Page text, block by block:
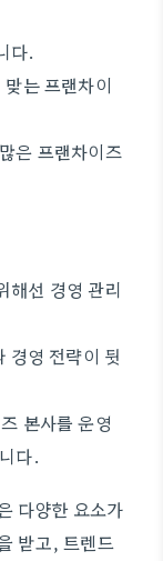
다.
는 프랜차이
은 프랜차이즈
해선 경영 관리
경영 전략이 뒷
본사를 운영
다.
다양한 요소가
받고, 트렌드